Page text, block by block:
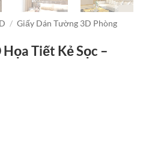
/ Giấy Dán Tường 3D Phòng
Tiết Kẻ Sọc –